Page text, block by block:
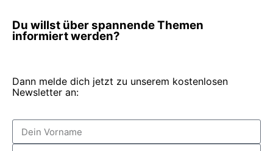
Du willst über spannende Themen
informiert werden?
Dann melde dich jetzt zu unserem kostenlosen
Newsletter an: